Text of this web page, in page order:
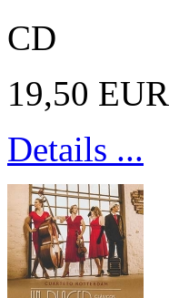
CD
19,50 EUR
Details ...